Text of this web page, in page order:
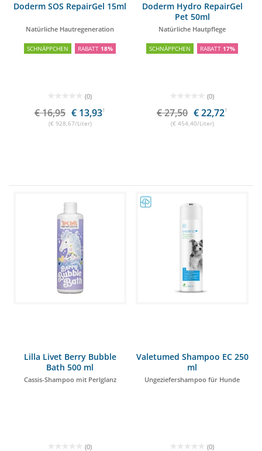
Doderm SOS RepairGel 15ml
Natürliche Hautregeneration
SCHNÄPPCHEN RABATT 18%
(0)
€ 16,95 € 13,931
(€ 928,67/Liter)
Doderm Hydro RepairGel
Pet 50ml
Natürliche Hautpflege
SCHNÄPPCHEN RABATT 17%
(0)
€ 27,50 € 22,721
(€ 454,40/Liter)
Lilla Livet Berry Bubble
Bath 500 ml
Cassis-Shampoo mit Perlglanz
(0)
Valetumed Shampoo EC 250
ml
Ungeziefershampoo für Hunde
(0)